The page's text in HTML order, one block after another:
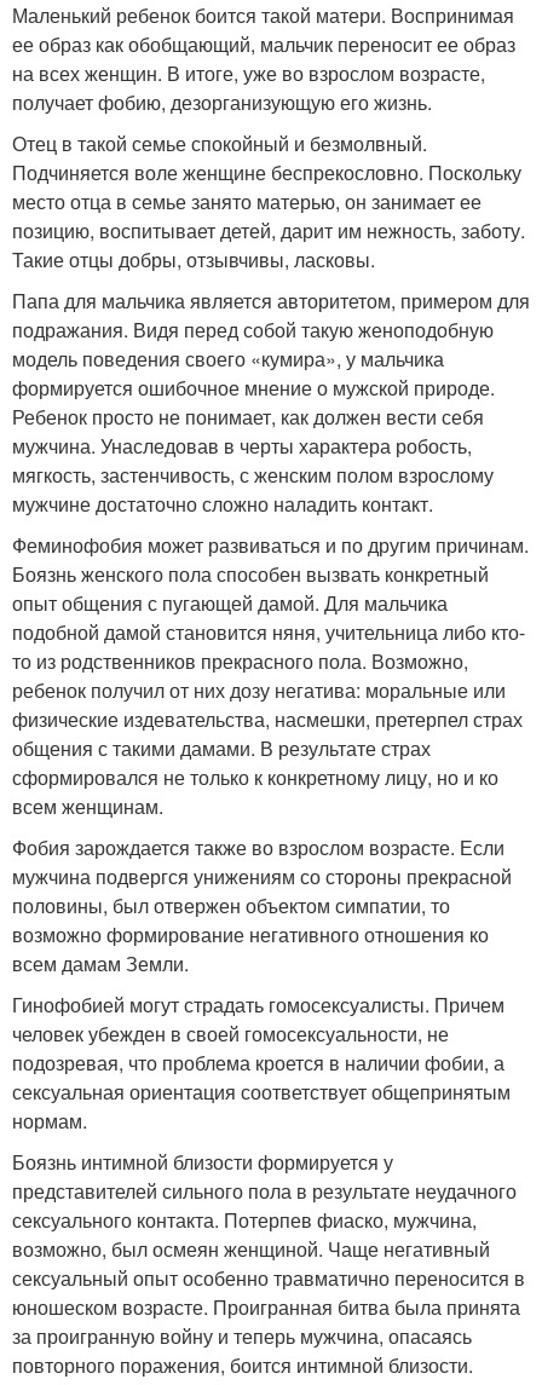
Маленький ребенок боится такой матери. Воспринимая
ее образ как обобщающий, мальчик переносит ее образ
на всех женщин. В итоге, уже во взрослом возрасте,
получает фобию, дезорганизующую его жизнь.
Отец в такой семье спокойный и безмолвный.
Подчиняется воле женщине беспрекословно. Поскольку
место отца в семье занято матерью, он занимает ее
позицию, воспитывает детей, дарит им нежность, заботу.
Такие отцы добры, отзывчивы, ласковы.
Папа для мальчика является авторитетом, примером для
подражания. Видя перед собой такую женоподобную
модель поведения своего «кумира», у мальчика
формируется ошибочное мнение о мужской природе.
Ребенок просто не понимает, как должен вести себя
мужчина. Унаследовав в черты характера робость,
мягкость, застенчивость, с женским полом взрослому
мужчине достаточно сложно наладить контакт.
Феминофобия может развиваться и по другим причинам.
Боязнь женского пола способен вызвать конкретный
опыт общения с пугающей дамой. Для мальчика
подобной дамой становится няня, учительница либо кто-
то из родственников прекрасного пола. Возможно,
ребенок получил от них дозу негатива: моральные или
физические издевательства, насмешки, претерпел страх
общения с такими дамами. В результате страх
сформировался не только к конкретному лицу, но и ко
всем женщинам.
Фобия зарождается также во взрослом возрасте. Если
мужчина подвергся унижениям со стороны прекрасной
половины, был отвержен объектом симпатии, то
возможно формирование негативного отношения ко
всем дамам Земли.
Гинофобией могут страдать гомосексуалисты. Причем
человек убежден в своей гомосексуальности, не
подозревая, что проблема кроется в наличии фобии, а
сексуальная ориентация соответствует общепринятым
нормам.
Боязнь интимной близости формируется у
представителей сильного пола в результате неудачного
сексуального контакта. Потерпев фиаско, мужчина,
возможно, был осмеян женщиной. Чаще негативный
сексуальный опыт особенно травматично переносится в
юношеском возрасте. Проигранная битва была принята
за проигранную войну и теперь мужчина, опасаясь
повторного поражения, боится интимной близости.